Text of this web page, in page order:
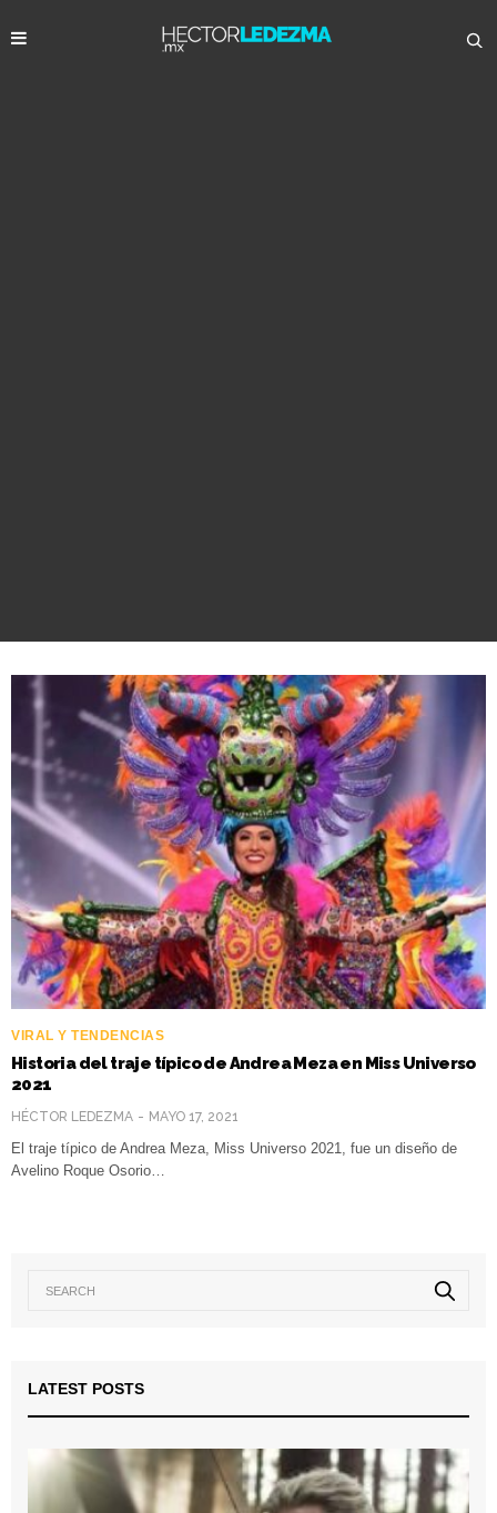
VIRAL Y TENDENCIAS
Historia del traje típico de Andrea Meza en Miss Universo
2021
HÉCTOR LEDEZMA MAYO 17, 2021
El traje típico de Andrea Meza, Miss Universo 2021, fue un diseño de
Avelino Roque Osorio…
LATEST POSTS